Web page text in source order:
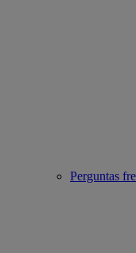
Perguntas